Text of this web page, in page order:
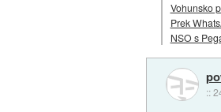
Vohunsko
Prek
NSO s
::